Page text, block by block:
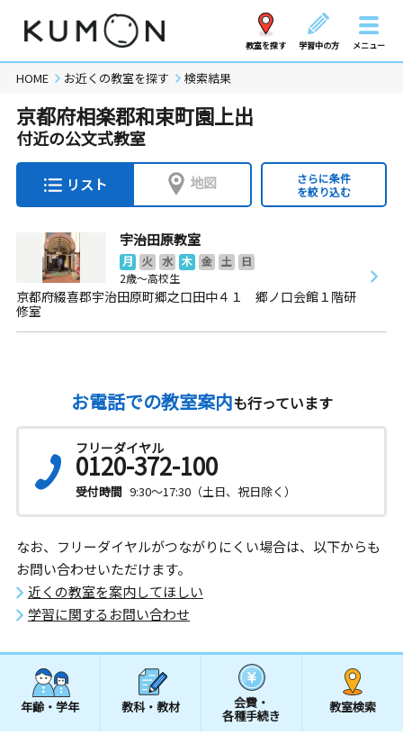
教室を探す 学習中の方 メニュー
HOME お近くの教室を探す 検索結果
京都府相楽郡和束町園上出
付近の公文式教室
リスト 地図
さらに条件
を絞り込む
宇治田原教室
月 火 水 木 金 土
日
2歳～高校生
京都府綴喜郡宇治田原町郷之口田中４１ 郷ノ口会館１階研
修室
お電話での教室案内も行っています
フリーダイヤル
0120-372-100
受付時間 9:30～17:30（土日、祝日除く）
なお、フリーダイヤルがつながりにくい場合は、以下からも
お問い合わせいただけます。
近くの教室を案内してほしい
学習に関するお問い合わせ
年齢・学年 教科・教材 会費・
各種手続き
教室検索